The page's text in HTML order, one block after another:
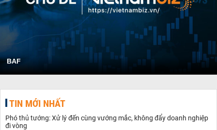
BAF
TIN MỚI NHẤT
Phó thủ tướng: Xử lý đến cùng vướng mắc, không đẩy doanh nghiệp
đi vòng